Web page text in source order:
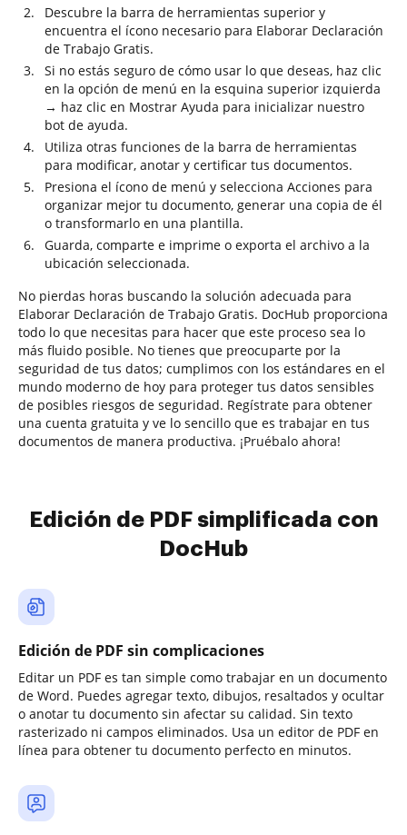
Descubre la barra de herramientas superior y
encuentra el ícono necesario para Elaborar Declaración
de Trabajo Gratis.
Si no estás seguro de cómo usar lo que deseas, haz clic
en la opción de menú en la esquina superior izquierda
→ haz clic en Mostrar Ayuda para inicializar nuestro
bot de ayuda.
Utiliza otras funciones de la barra de herramientas
para modificar, anotar y certificar tus documentos.
Presiona el ícono de menú y selecciona Acciones para
organizar mejor tu documento, generar una copia de él
o transformarlo en una plantilla.
Guarda, comparte e imprime o exporta el archivo a la
ubicación seleccionada.
No pierdas horas buscando la solución adecuada para
Elaborar Declaración de Trabajo Gratis. DocHub proporciona
todo lo que necesitas para hacer que este proceso sea lo
más fluido posible. No tienes que preocuparte por la
seguridad de tus datos; cumplimos con los estándares en el
mundo moderno de hoy para proteger tus datos sensibles
de posibles riesgos de seguridad. Regístrate para obtener
una cuenta gratuita y ve lo sencillo que es trabajar en tus
documentos de manera productiva. ¡Pruébalo ahora!
Edición de PDF simplificada con
DocHub
Edición de PDF sin complicaciones
Editar un PDF es tan simple como trabajar en un documento
de Word. Puedes agregar texto, dibujos, resaltados y ocultar
o anotar tu documento sin afectar su calidad. Sin texto
rasterizado ni campos eliminados. Usa un editor de PDF en
línea para obtener tu documento perfecto en minutos.